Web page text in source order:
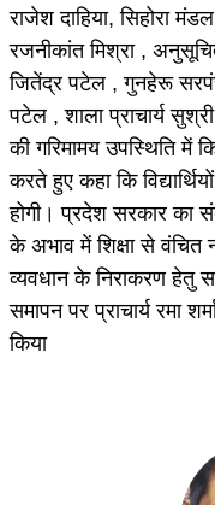
राजेश दाहिया, सिहोरा
रजनीकांत मिश्रा ,
जितेंद्र पटेल , गुनहेरू
पटेल , शाला प्राचार्य
की गरिमामय उपस्थिति में
करते हुए कहा कि
होगी। प्रदेश सरकार का
के अभाव में शिक्षा से वंचित
व्यवधान के निराकरण हेतु
समापन पर प्राचार्य रमा
किया